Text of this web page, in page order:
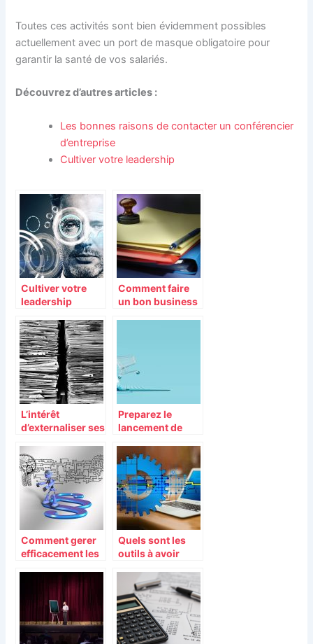
Toutes ces activités sont bien évidemment possibles
actuellement avec un port de masque obligatoire pour
garantir la santé de vos salariés.
Découvrez d’autres articles :
Les bonnes raisons de contacter un conférencier
d’entreprise
Cultiver votre leadership
Cultiver votre
leadership
Comment faire
un bon business
L’intérêt
d’externaliser ses
Preparez le
lancement de
commerce en
suivant nos
conseils
Comment gerer
efficacement les
energetiques de
Quels sont les
outils à avoir
pour développer
son entreprise ?